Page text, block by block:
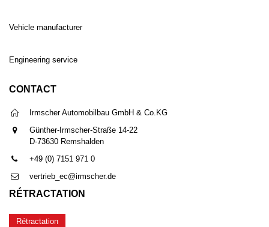
Vehicle manufacturer
Engineering service
CONTACT
Irmscher Automobilbau GmbH & Co.KG
Günther-Irmscher-Straße 14-22
D-73630 Remshalden
+49 (0) 7151 971 0
vertrieb_ec@irmscher.de
RÉTRACTATION
Rétractation